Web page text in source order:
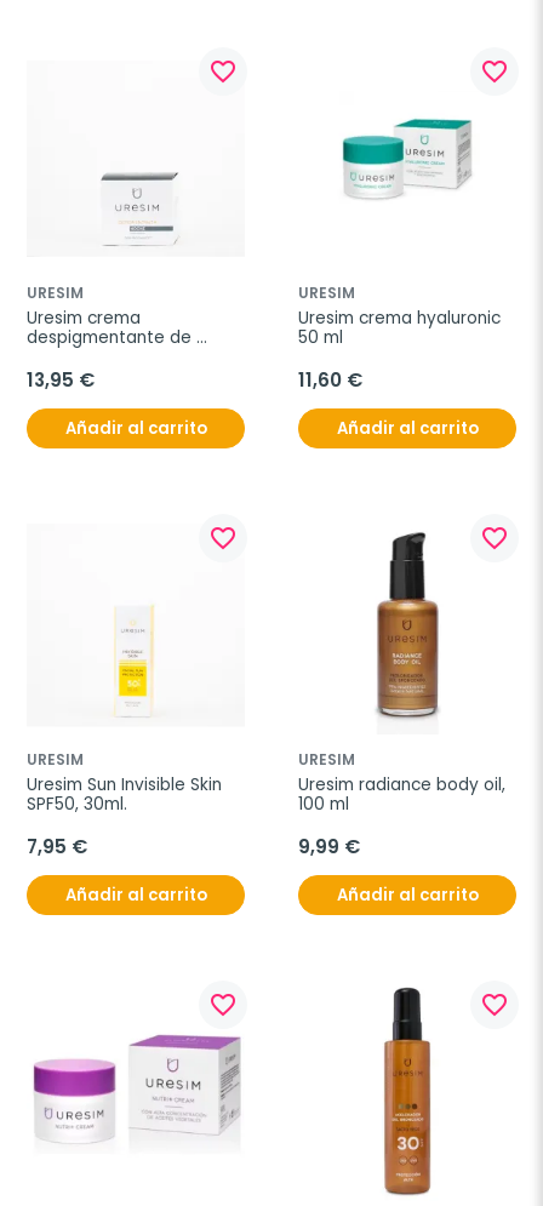
favorite_border
URESIM
Uresim crema
despigmentante de
13,95 €
Añadir al carrito
favorite_border
URESIM
Uresim crema hyaluronic
50 ml
11,60 €
Añadir al carrito
favorite_border
URESIM
Uresim Sun Invisible Skin
SPF50, 30ml.
7,95 €
Añadir al carrito
favorite_border
URESIM
Uresim radiance body oil,
100 ml
9,99 €
Añadir al carrito
favorite_border favorite_border